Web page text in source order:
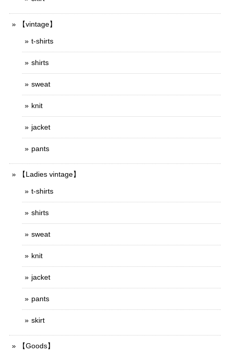
【vintage】
t-shirts
shirts
sweat
knit
jacket
pants
【Ladies vintage】
t-shirts
shirts
sweat
knit
jacket
pants
skirt
【Goods】